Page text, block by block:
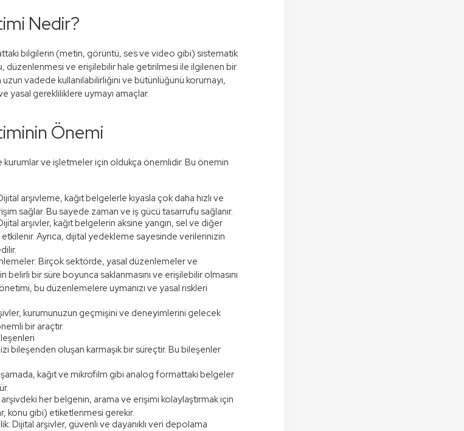
Nedir?
bilgilerin (metin, görüntü, ses ve video gibi) sistematik
düzenlenmesi ve erişilebilir hale getirilmesi ile ilgilenen bir
vadede kullanılabilirliğini ve bütünlüğünü korumayı,
yasal gerekliliklere uymayı amaçlar.
Önemi
ve işletmeler için oldukça önemlidir. Bu önemin
arşivleme, kağıt belgelerle kıyasla çok daha hızlı ve
sağlar. Bu sayede zaman ve iş gücü tasarrufu sağlanır.
arşivler, kağıt belgelerin aksine yangın, sel ve diğer
Ayrıca, dijital yedekleme sayesinde verilerinizin
Birçok sektörde, yasal düzenlemeler ve
bir süre boyunca saklanmasını ve erişilebilir olmasını
bu düzenlemelere uymanızı ve yasal riskleri
kurumunuzun geçmişini ve deneyimlerini gelecek
bir araçtır.
bileşenden oluşan karmaşık bir süreçtir. Bu bileşenler
kağıt ve mikrofilm gibi analog formattaki belgeler
her belgenin, arama ve erişimi kolaylaştırmak için
konu gibi) etiketlenmesi gerekir.
Dijital arşivler, güvenli ve dayanıklı veri depolama